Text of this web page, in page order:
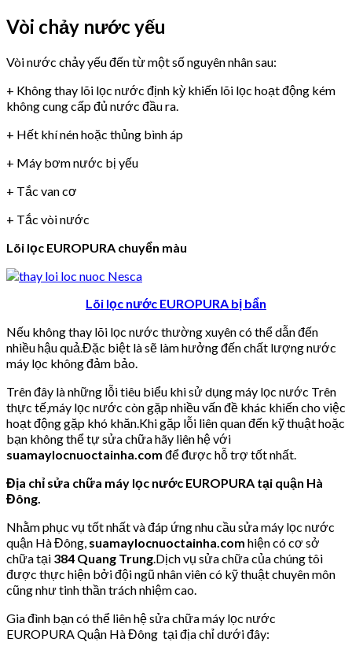
Vòi chảy nước yếu
Vòi nước chảy yếu đến từ một số nguyên nhân sau:
+ Không thay lõi lọc nước định kỳ khiến lõi lọc hoạt động kém
không cung cấp đủ nước đầu ra.
+ Hết khí nén hoặc thủng bình áp
+ Máy bơm nước bị yếu
+ Tắc van cơ
+ Tắc vòi nước
Lõi lọc EUROPURA chuyển màu
Lõi lọc nước EUROPURA bị bẩn
Nếu không thay lõi lọc nước thường xuyên có thể dẫn đến
nhiều hậu quả.Đặc biệt là sẽ làm hưởng đến chất lượng nước
máy lọc không đảm bảo.
Trên đây là những lỗi tiêu biểu khi sử dụng máy lọc nước Trên
thực tế,máy lọc nước còn gặp nhiều vấn đề khác khiến cho việc
hoạt động gặp khó khăn.Khi gặp lỗi liên quan đến kỹ thuật hoặc
bạn không thể tự sửa chữa hãy liên hệ với
suamaylocnuoctainha.com để được hỗ trợ tốt nhất.
Địa chỉ sửa chữa máy lọc nước EUROPURA tại quận Hà
Đông.
Nhằm phục vụ tốt nhất và đáp ứng nhu cầu sửa máy lọc nước
quận Hà Đông, suamaylocnuoctainha.com hiện có cơ sở
chữa tại 384 Quang Trung .Dịch vụ sửa chữa của chúng tôi
được thực hiện bởi đội ngũ nhân viên có kỹ thuật chuyên môn
cũng như tinh thần trách nhiệm cao.
Gia đình bạn có thể liên hệ sửa chữa máy lọc nước
EUROPURA Quận Hà Đông tại địa chỉ dưới đây: